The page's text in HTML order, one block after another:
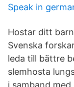
Speak in
Hostar ditt
Svenska
leda till bättre
slemhosta
i samband